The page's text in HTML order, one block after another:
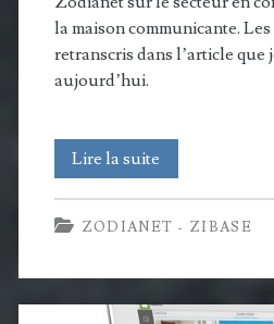
la maison communicante.
retranscris dans l’article que
aujourd’hui.
Lire la suite
de
la
domotique:
une
ZODIANET - ZIBASE